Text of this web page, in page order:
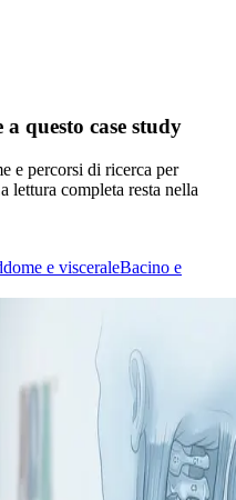
questo case study
e percorsi di ricerca per
lettura completa resta nella
e visceraleBacino e